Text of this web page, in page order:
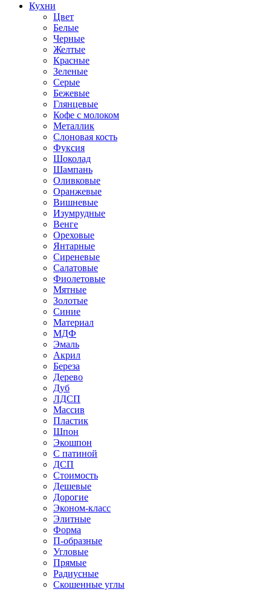
Кухни
Цвет
Белые
Черные
Желтые
Красные
Зеленые
Серые
Бежевые
Глянцевые
Кофе с молоком
Металлик
Слоновая кость
Фуксия
Шоколад
Шампань
Оливковые
Оранжевые
Вишневые
Изумрудные
Венге
Ореховые
Янтарные
Сиреневые
Салатовые
Фиолетовые
Мятные
Золотые
Синие
Материал
МДФ
Эмаль
Акрил
Береза
Дерево
Дуб
ЛДСП
Массив
Пластик
Шпон
Экошпон
С патиной
ДСП
Стоимость
Дешевые
Дорогие
Эконом-класс
Элитные
Форма
П-образные
Угловые
Прямые
Радиусные
Скошенные углы